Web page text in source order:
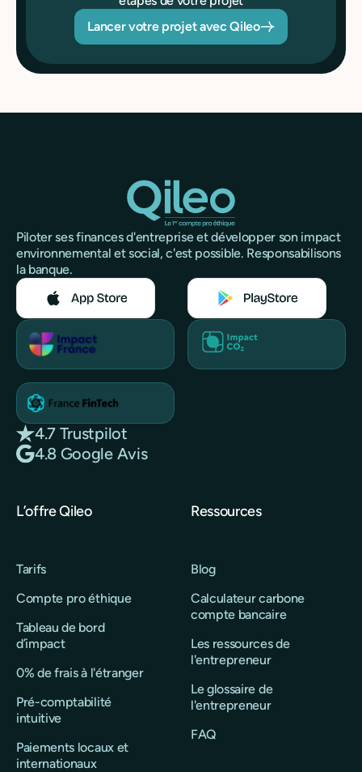
Lancer votre projet avec Qileo
Piloter ses finances d'entreprise et développer son impact
environnemental et social, c'est possible. Responsabilisons
la banque.
4.7 Trustpilot
4.8 Google Avis
L’offre Qileo
Tarifs
Compte pro éthique
Tableau de bord
d’impact
0% de frais à l'étranger
Pré-comptabilité
intuitive
Paiements locaux et
internationaux
Ressources
Blog
Calculateur carbone
compte bancaire
Les ressources de
l'entrepreneur
Le glossaire de
l'entrepreneur
FAQ